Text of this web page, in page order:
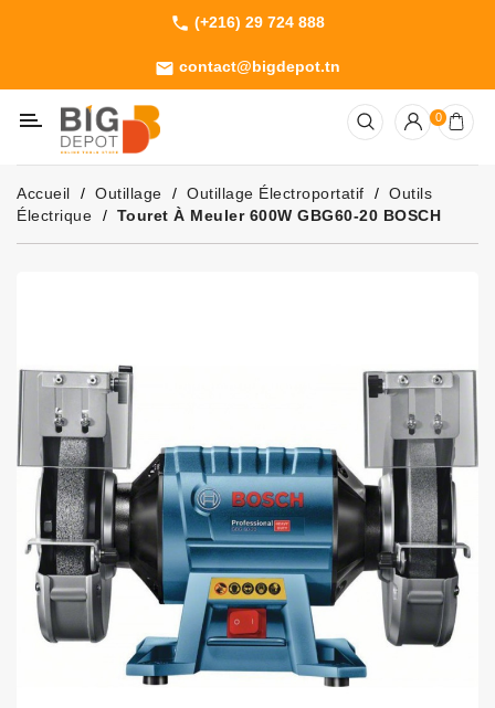
phone (+216) 29 724 888
email contact@bigdepot.tn
Machines
Outillage
Jardinage
Consommables
0
Accueil Outillage Outillage Électroportatif
Outils
Électrique
Touret À Meuler 600W GBG60-20 BOSCH